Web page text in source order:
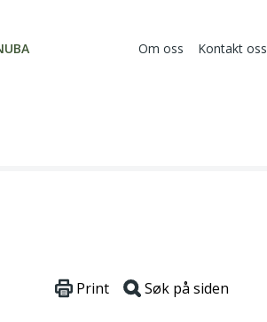
Om oss Kontakt oss
Print Søk på siden